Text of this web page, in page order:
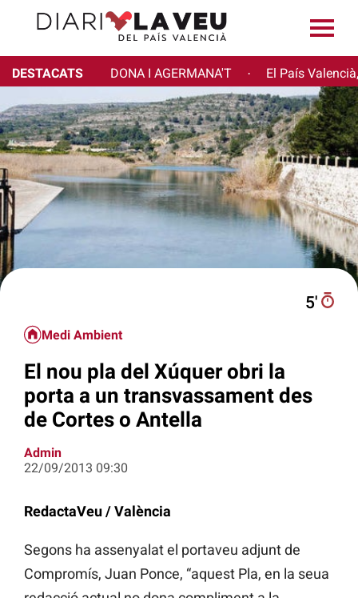
DESTACATS DONA I AGERMANA'T · El País
5′
Medi Ambient
El nou pla del Xúquer obri la
porta a un transvassament des
de Cortes o Antella
Admin
22/09/2013 09:30
RedactaVeu / València
Segons ha assenyalat el portaveu adjunt de
Compromís, Juan Ponce, “aquest Pla, en la seua